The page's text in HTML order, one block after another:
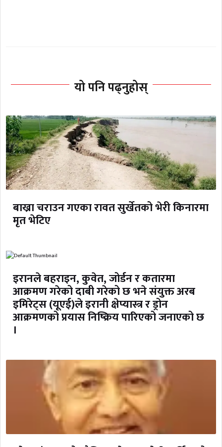
यो पनि पढ्नुहोस्
बाख्रा चराउन गएका रावत सुर्खेतको भेरी किनारमा
मृत भेटिए
इरानले बहराइन, कुवेत, जोर्डन र कतारमा
आक्रमण गरेको दाबी गरेको छ भने संयुक्त अरब
इमिरेट्स (यूएई)ले इरानी क्षेप्यास्त्र र ड्रोन
आक्रमणको प्रयास निष्क्रिय पारिएको जनाएको छ
।